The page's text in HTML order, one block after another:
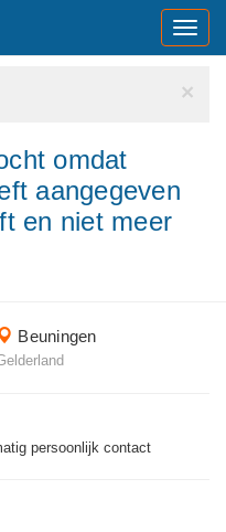
×
omdat
aangegeven
en niet meer
Beuningen
persoonlijk contact